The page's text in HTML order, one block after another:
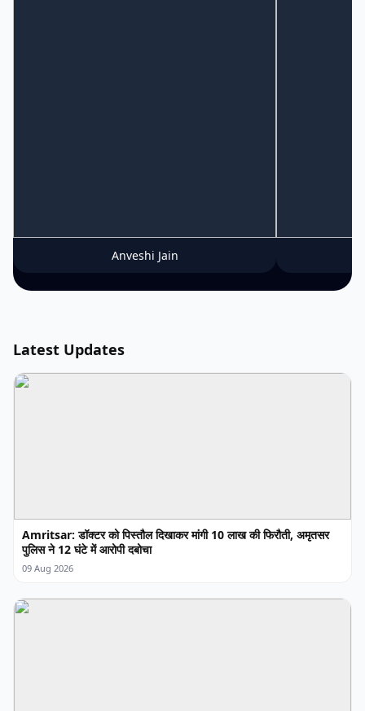
Anveshi Jain
Latest Updates
Amritsar: डॉक्टर को पिस्तौल दिखाकर मांगी 10 लाख की फिरौती, अमृतसर
पुलिस ने 12 घंटे में आरोपी दबोचा
09 Aug 2026